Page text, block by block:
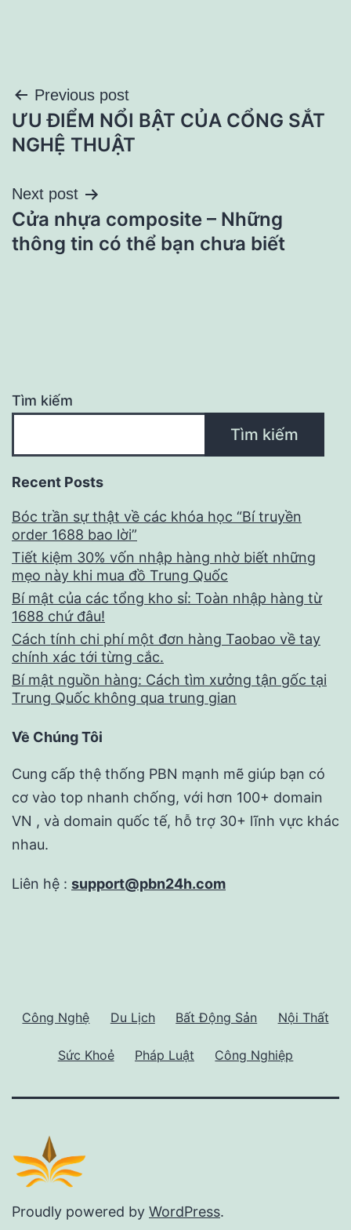
Điều
hướng
viết
Previous post
ƯU ĐIỂM NỔI BẬT CỦA CỔNG SẮT
NGHỆ THUẬT
Next post
Cửa nhựa composite – Những
thông tin có thể bạn chưa biết
Tìm kiếm
Tìm kiếm
Recent Posts
Bóc trần sự thật về các khóa học “Bí truyền
order 1688 bao lời”
Tiết kiệm 30% vốn nhập hàng nhờ biết những
mẹo này khi mua đồ Trung Quốc
Bí mật của các tổng kho sỉ: Toàn nhập hàng từ
1688 chứ đâu!
Cách tính chi phí một đơn hàng Taobao về tay
chính xác tới từng cắc.
Bí mật nguồn hàng: Cách tìm xưởng tận gốc tại
Trung Quốc không qua trung gian
Về Chúng Tôi
Cung cấp thệ thống PBN mạnh mẽ giúp bạn có
cơ vào top nhanh chống, với hơn 100+ domain
VN , và domain quốc tế, hỗ trợ 30+ lĩnh vực khác
nhau.
Liên hệ : support@pbn24h.com
Công Nghệ Du Lịch Bất Động Sản Nội Thất
Sức Khoẻ Pháp Luật Công Nghiệp
Proudly powered by WordPress.